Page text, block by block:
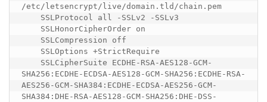
/etc/letsencrypt/live/domain.tld/chain.pem
SSLProtocol all -SSLv2 -SSLv3
SSLHonorCipherOrder on
SSLCompression off
SSLOptions +StrictRequire
SSLCipherSuite ECDHE-RSA-AES128-GCM-
SHA256:ECDHE-ECDSA-AES128-GCM-SHA256:ECDHE-RSA-
AES256-GCM-SHA384:ECDHE-ECDSA-AES256-GCM-
SHA384:DHE-RSA-AES128-GCM-SHA256:DHE-DSS-